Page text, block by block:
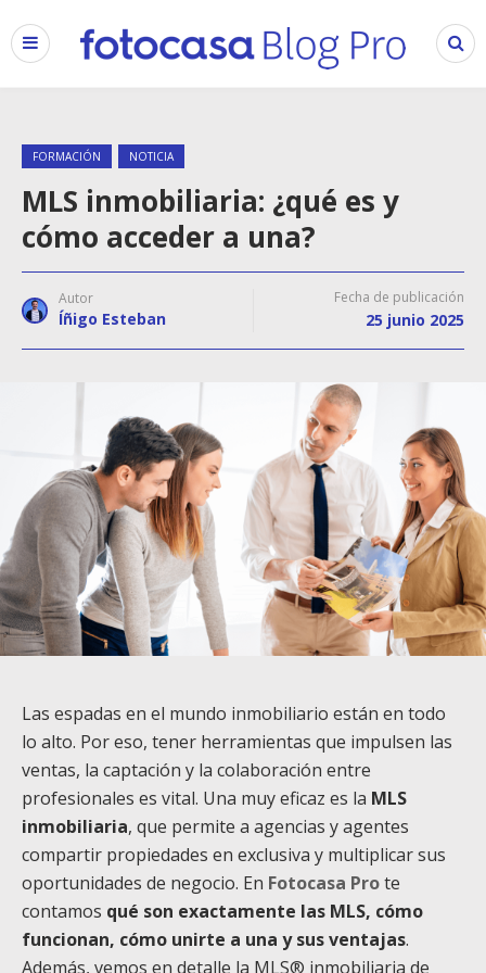
FORMACIÓN NOTICIA
MLS inmobiliaria: ¿qué es y
cómo acceder a una?
Autor
Íñigo Esteban
Fecha de publicación
25 junio 2025
Las espadas en el mundo inmobiliario están en todo
lo alto. Por eso, tener herramientas que impulsen las
ventas, la captación y la colaboración entre
profesionales es vital. Una muy eficaz es la MLS
inmobiliaria, que permite a agencias y agentes
compartir propiedades en exclusiva y multiplicar sus
oportunidades de negocio. En Fotocasa Prote
contamos qué son exactamente las MLS, cómo
funcionan, cómo unirte a una y sus ventajas.
Además, vemos en detalle la MLS® inmobiliaria de